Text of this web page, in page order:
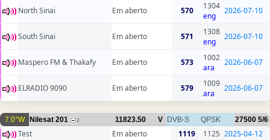
North Sinai Em aberto 570
1304
eng
2026-07-10
South Sinai Em aberto 571
1308
eng
2026-07-10
Maspero FM & Thakafy Em aberto 573
1002
ara
2026-06-07
ELRADIO 9090 Em aberto 579
1009
ara
2026-06-07
7.0°W Nilesat 201 2 11823.50 V DVB-S QPSK 27500 5/6
Test Em aberto 1119 1125 2025-04-12